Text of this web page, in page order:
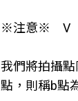
※注意※ V（
我們將拍攝
點，則稱b點